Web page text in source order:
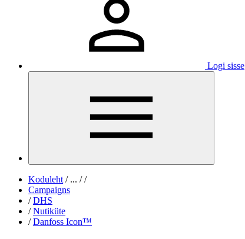
Logi sisse
Koduleht /... / /
Campaigns
/ DHS
/ Nutiküte
/ Danfoss Icon™